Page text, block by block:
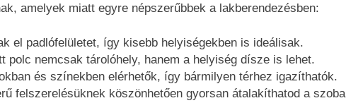
amelyek miatt egyre népszerűbbek a lakberendezésben:
el padlófelületet, így kisebb helyiségekben is ideálisak.
polc nemcsak tárolóhely, hanem a helyiség dísze is lehet.
és színekben elérhetők, így bármilyen térhez igazíthatók.
felszerelésüknek köszönhetően gyorsan átalakíthatod a szoba